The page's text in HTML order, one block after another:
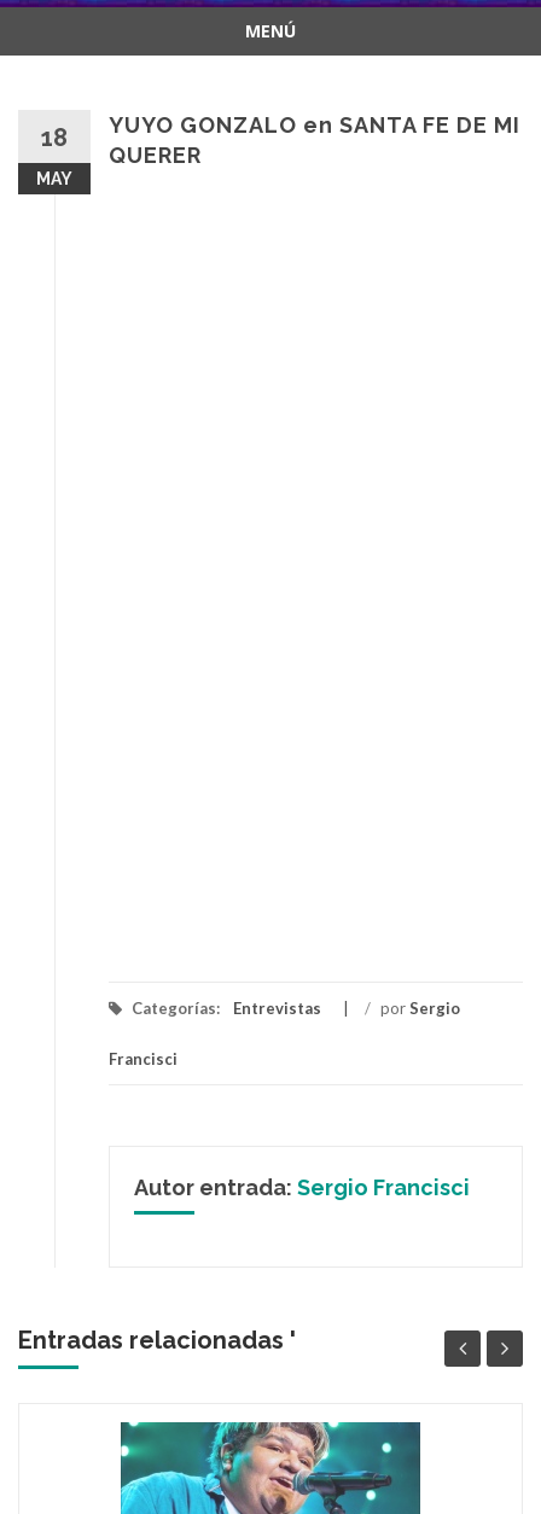
MENÚ
18
MAY
YUYO GONZALO en SANTA FE DE MI
QUERER
Categorías: Entrevistas / porSergio
Francisci
Autor entrada: Sergio Francisci
Entradas relacionadas '